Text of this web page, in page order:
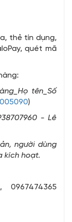
thẻ tín dụng,
quét mã
tên_Số
)
- Lê
người dùng
kích hoạt.
0967474365